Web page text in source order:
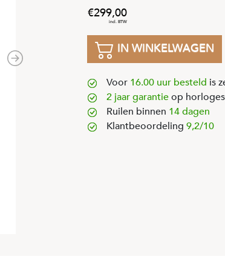
Next
299,00
IN WINKELWAGEN
Voor 16.00 uur besteld is
2 jaar garantieop
Ruilen binnen 14 dagen
Klantbeoordeling 9,2/10